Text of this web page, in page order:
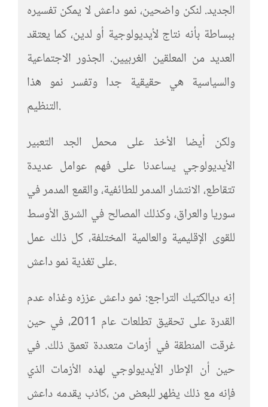
الجديد. لنكن واضحين، نمو داعش لا يمكن تفسيره
ببساطة بأنه نتاج لأيديولوجية أو لدين، كما يعتقد
العديد من المعلقين الغربيين. الجذور الاجتماعية
والسياسية هي حقيقية جدا وتفسر نمو هذا
التنظيم.
ولكن أيضا الأخذ على محمل الجد التعبير
الأيديولوجي يساعدنا على فهم عوامل عديدة
تتقاطع، الانتشار المدمر للطائفية، والقمع المدمر في
سوريا والعراق، وكذلك المصالح في الشرق الأوسط
للقوى الإقليمية والعالمية المختلفة، كل ذلك عمل
على تغذية نمو داعش.
إنه ديالكتيك التراجع: نمو داعش عززه وغذاه عدم
القدرة على تحقيق تطلعات عام 2011، في حين
غرقت المنطقة في أزمات متعددة تعمق ذلك. في
حين أن الإطار الأيديولوجي لهذه الأزمات الذي
يقدمه داعش ‪كاذب‬، فإنه مع ذلك يظهر للبعض من